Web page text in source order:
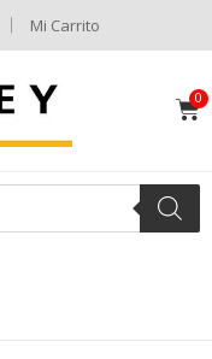
Mi Carrito